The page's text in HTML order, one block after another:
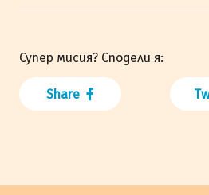
Супер мисия? Сподели я:
Share